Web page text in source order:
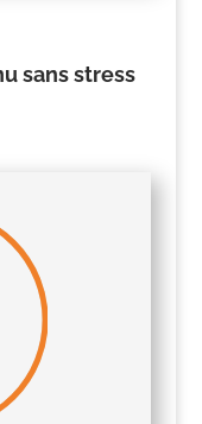
sans stress